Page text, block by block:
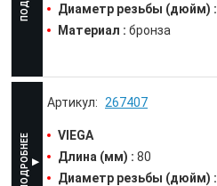
Диаметр резьбы (дюйм) :
Материал : бронза
267407
VIEGA
Длина (мм) : 80
Диаметр резьбы (дюйм) :